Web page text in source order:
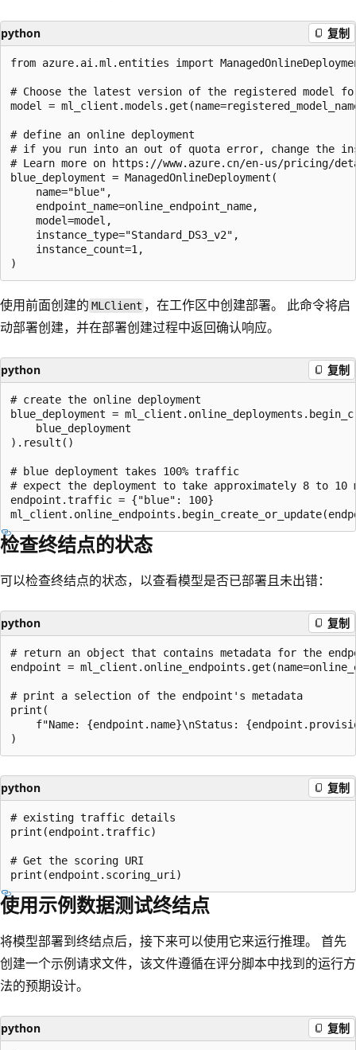
python 复制
from azure.ai.ml.entities import
# Choose the latest version of the registered model
model =
# define an online deployment
# if you run into an out of quota error, change the
# Learn more on https://www.azure.cn/en-us/pricing/
blue_deployment = ManagedOnlineDeployment(
    name="blue",
    endpoint_name=online_endpoint_name,
    model=model,
    instance_type="Standard_DS3_v2",
    instance_count=1,
使用前面创建的 MLClient ，在工作区中创建部署。 此命令将启
动部署创建，并在部署创建过程中返回确认响应。
python 复制
# create the online deployment
blue_deployment =
    blue_deployment
).result()
# blue deployment takes 100% traffic
# expect the deployment to take approximately 8 to 10
endpoint.traffic = {"blue": 100}
检查终结点的状态
可以检查终结点的状态，以查看模型是否已部署且未出错：
python 复制
# return an object that contains metadata for the
endpoint =
# print a selection of the endpoint's metadata
print(
f"Name: {endpoint.name}\nStatus:
python 复制
# existing traffic details
print(endpoint.traffic)
# Get the scoring URI
使用示例数据测试终结点
将模型部署到终结点后，接下来可以使用它来运行推理。 首先
创建一个示例请求文件，该文件遵循在评分脚本中找到的运行方
法的预期设计。
python 复制